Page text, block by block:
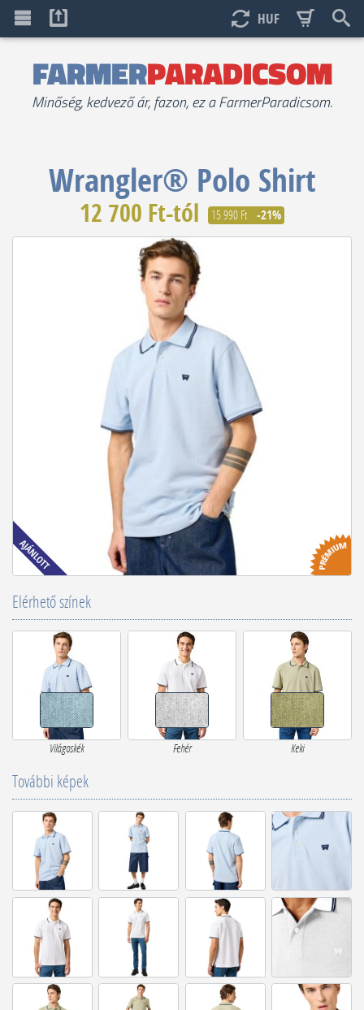
HUF
FARMERPARADICSOM
Minőség, kedvező ár, fazon, ez a FarmerParadicsom.
Wrangler® Polo Shirt
12 700 Ft-tól 15 990 Ft -21%
Elérhető színek
Világoskék Fehér Keki
További képek